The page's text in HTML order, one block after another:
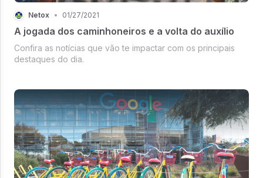
Netox • 01/27/2021
A jogada dos caminhoneiros e a volta do auxílio
Confira as notícias que vão te impactar com os principais
destaques do dia.